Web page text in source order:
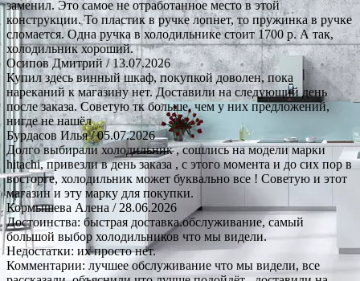
заменил. Это самое не отработанное место в этой
конструкции. То пластик в ручке лопнет, то пружинка в ручке
сломается. Одна ручка в холодильнике стоит 1700 р. А так,
холодильник хороший.
Осипов Дмитрий/ 13.07.2026
Купил здесь винный шкаф, покупкой доволен, пока
нареканий к магазину нет. Доставили на следующий день
после заказа. Советую тк больше, чем у них предложений,
нигде не нашёл
Бурдасов Илья/ 05.07.2026
Долго выбирали холодильник , сошлись на модели марки
hitachi, привезли в день заказа , с этого момента и до сих пор в
восторге, холодильник может буквально все ! Советую и этот
магазин и эту марку для покупки.
Кормышева Алена / 28.06.2026
Достоинства: быстрая доставка.обслуживание, самый
большой выбор холодильников что мы видели.
Недостатки: их просто нет.
Комментарии: лучшее обслуживание что мы видели, все